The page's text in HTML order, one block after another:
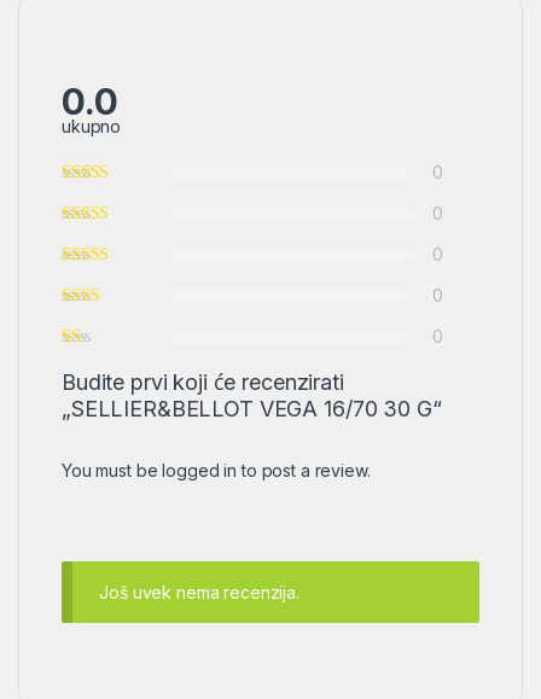
0.0
ukupno
0
0
0
0
0
Budite prvi koji će recenzirati
„SELLIER&BELLOT VEGA 16/70 30 G“
You must belogged in to post a review.
Još uvek nema recenzija.